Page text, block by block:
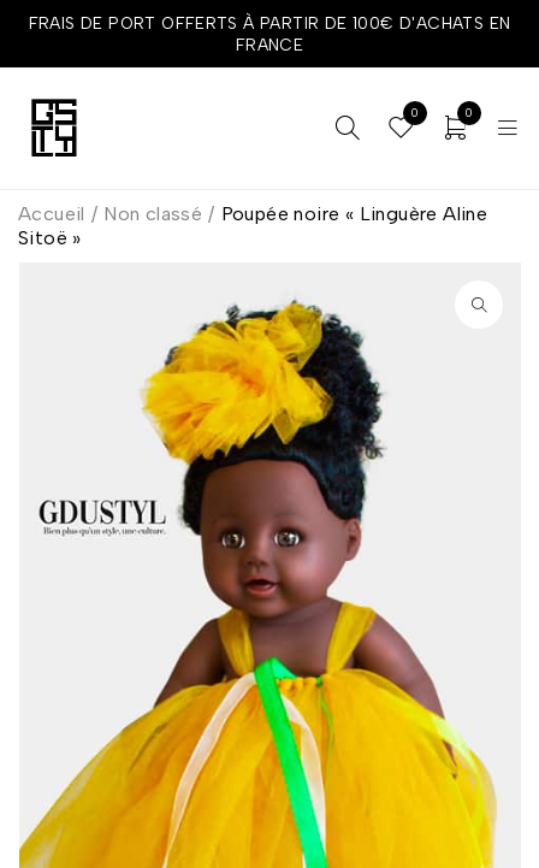
FRAIS DE PORT OFFERTS À PARTIR DE 100€ D'ACHATS EN
FRANCE
0 0
Accueil / Non classé / Poupée noire « Linguère Aline
Sitoë »